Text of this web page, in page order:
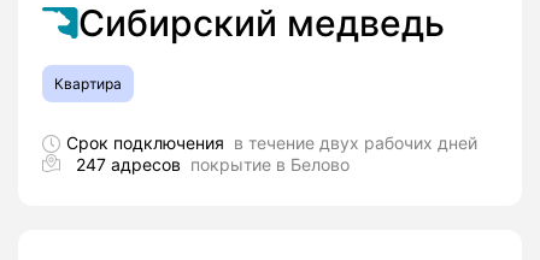
Сибирский медведь
Квартира
Срок подключения в течение двух рабочих дней
247 адресов покрытие в Белово